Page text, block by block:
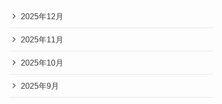
2025年12月
2025年11月
2025年10月
2025年9月